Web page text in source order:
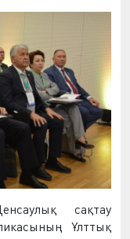
қ сақтау
ң Ұлттық